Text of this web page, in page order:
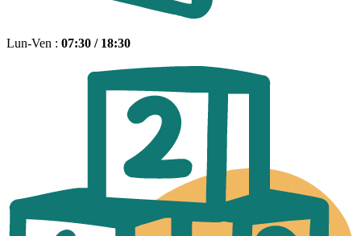
Lun-Ven : 07:30 / 18:30